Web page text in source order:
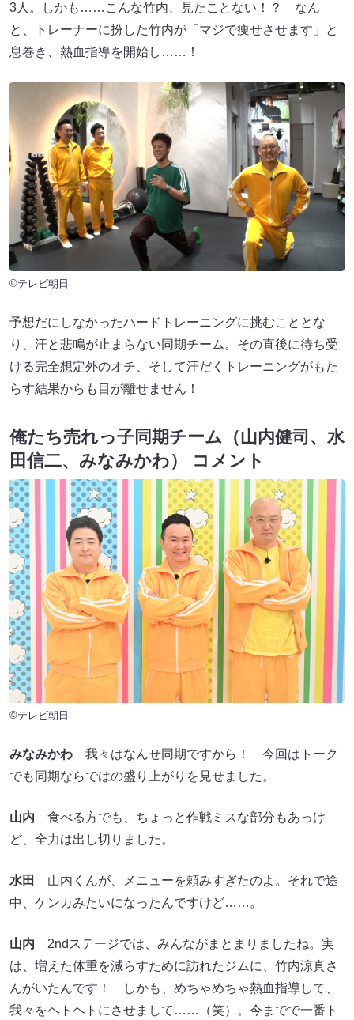
3人。しかも……こんな竹内、見たことない！？ なん
と、トレーナーに扮した竹内が「マジで痩せさせます」と
息巻き、熱血指導を開始し……！
©テレビ朝日
予想だにしなかったハードトレーニングに挑むこととな
り、汗と悲鳴が止まらない同期チーム。その直後に待ち受
ける完全想定外のオチ、そして汗だくトレーニングがもた
らす結果からも目が離せません！
俺たち売れっ子同期チーム（山内健司、水
田信二、みなみかわ） コメント
©テレビ朝日
みなみかわ 我々はなんせ同期ですから！ 今回はトーク
でも同期ならではの盛り上がりを見せました。
山内 食べる方でも、ちょっと作戦ミスな部分もあっけ
ど、全力は出し切りました。
水田
山内くんが、メニューを頼みすぎたのよ。それで途
中、ケンカみたいになったんですけど……。
山内 2ndステージでは、みんながまとまりましたね。実
は、増えた体重を減らすために訪れたジムに、竹内涼真さ
んがいたんです！ しかも、めちゃめちゃ熱血指導して、
我々をヘトヘトにさせまして……（笑）。今までで一番ト